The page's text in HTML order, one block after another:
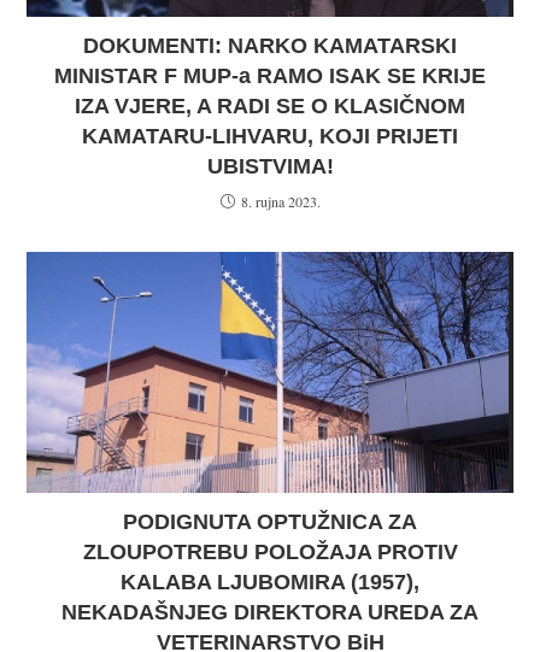
DOKUMENTI: NARKO KAMATARSKI
MINISTAR F MUP-a RAMO ISAK SE KRIJE
IZA VJERE, A RADI SE O KLASIČNOM
KAMATARU-LIHVARU, KOJI PRIJETI
UBISTVIMA!
8. rujna 2023.
PODIGNUTA OPTUŽNICA ZA
ZLOUPOTREBU POLOŽAJA PROTIV
KALABA LJUBOMIRA (1957),
NEKADAŠNJEG DIREKTORA UREDA ZA
VETERINARSTVO BiH